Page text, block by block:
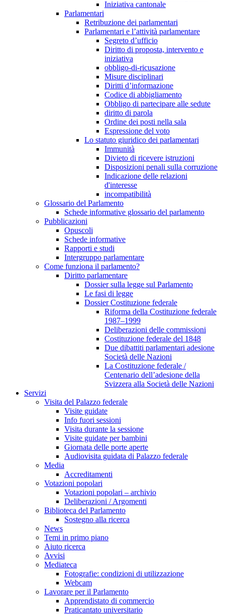
Iniziativa cantonale
Parlamentari
Retribuzione dei parlamentari
Parlamentari e l’attività parlamentare
Segreto d’ufficio
Diritto di proposta, intervento e
iniziativa
obbligo-di-ricusazione
Misure disciplinari
Diritti d’informazione
Codice di abbigliamento
Obbligo di partecipare alle sedute
diritto di parola
Ordine dei posti nella sala
Espressione del voto
Lo statuto giuridico dei parlamentari
Immunità
Divieto di ricevere istruzioni
Disposizioni penali sulla corruzione
Indicazione delle relazioni
d'interesse
incompatibilità
Glossario del Parlamento
Schede informative glossario del parlamento
Pubblicazioni
Opuscoli
Schede informative
Rapporti e studi
Intergruppo parlamentare
Come funziona il parlamento?
Diritto parlamentare
Dossier sulla legge sul Parlamento
Le fasi di legge
Dossier Costituzione federale
Riforma della Costituzione federale
1987–1999
Deliberazioni delle commissioni
Costituzione federale del 1848
Due dibattiti parlamentari adesione
Società delle Nazioni
La Costituzione federale /
Centenario dell’adesione della
Svizzera alla Società delle Nazioni
Servizi
Visita del Palazzo federale
Visite guidate
Info fuori sessioni
Visita durante la sessione
Visite guidate per bambini
Giornata delle porte aperte
Audiovisita guidata di Palazzo federale
Media
Accreditamenti
Votazioni popolari
Votazioni popolari – archivio
Deliberazioni / Argomenti
Biblioteca del Parlamento
Sostegno alla ricerca
News
Temi in primo piano
Aiuto ricerca
Avvisi
Mediateca
Fotografie: condizioni di utilizzazione
Webcam
Lavorare per il Parlamento
Apprendistato di commercio
Praticantato universitario